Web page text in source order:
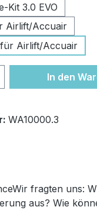
Kit 3.0 EVO
Airlift/Accuair
für Airlift/Accuair
Gib den
In den
WA10000.3
fragten uns:
aus? Wie